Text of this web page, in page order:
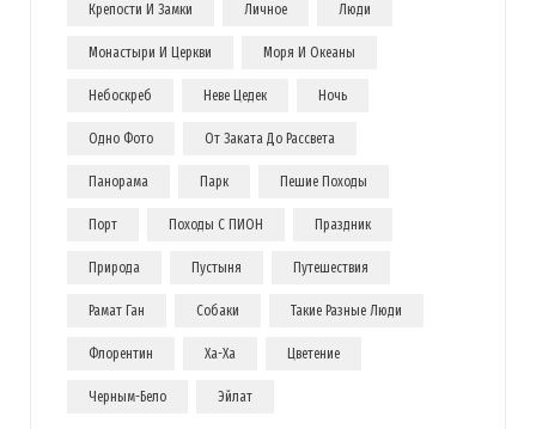
Крепости И Замки Личное Люди
Монастыри И Церкви Моря И Океаны
Небоскреб Неве Цедек Ночь
Одно Фото От Заката До Рассвета
Панорама Парк Пешие Походы
Порт Походы С ПИОН Праздник
Природа Пустыня Путешествия
Рамат Ган Собаки Такие Разные Люди
Флорентин Ха-Ха Цветение
Черным-Бело Эйлат